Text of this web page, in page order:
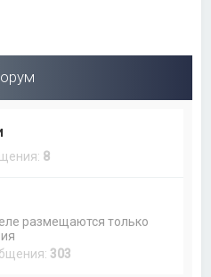
8
размещаются только
303